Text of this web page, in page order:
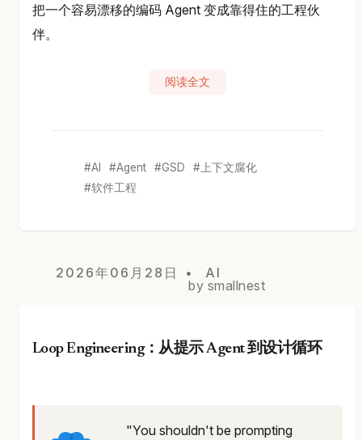
把一个容易漂移的编码 Agent 变成靠得住的工程伙
伴。
阅读全文
AI Agent GSD
上下文腐化
软件工程
2026年06月28日
AI
by smallnest
Loop Engineering：从提示 Agent 到设计循环
"You shouldn't be prompting